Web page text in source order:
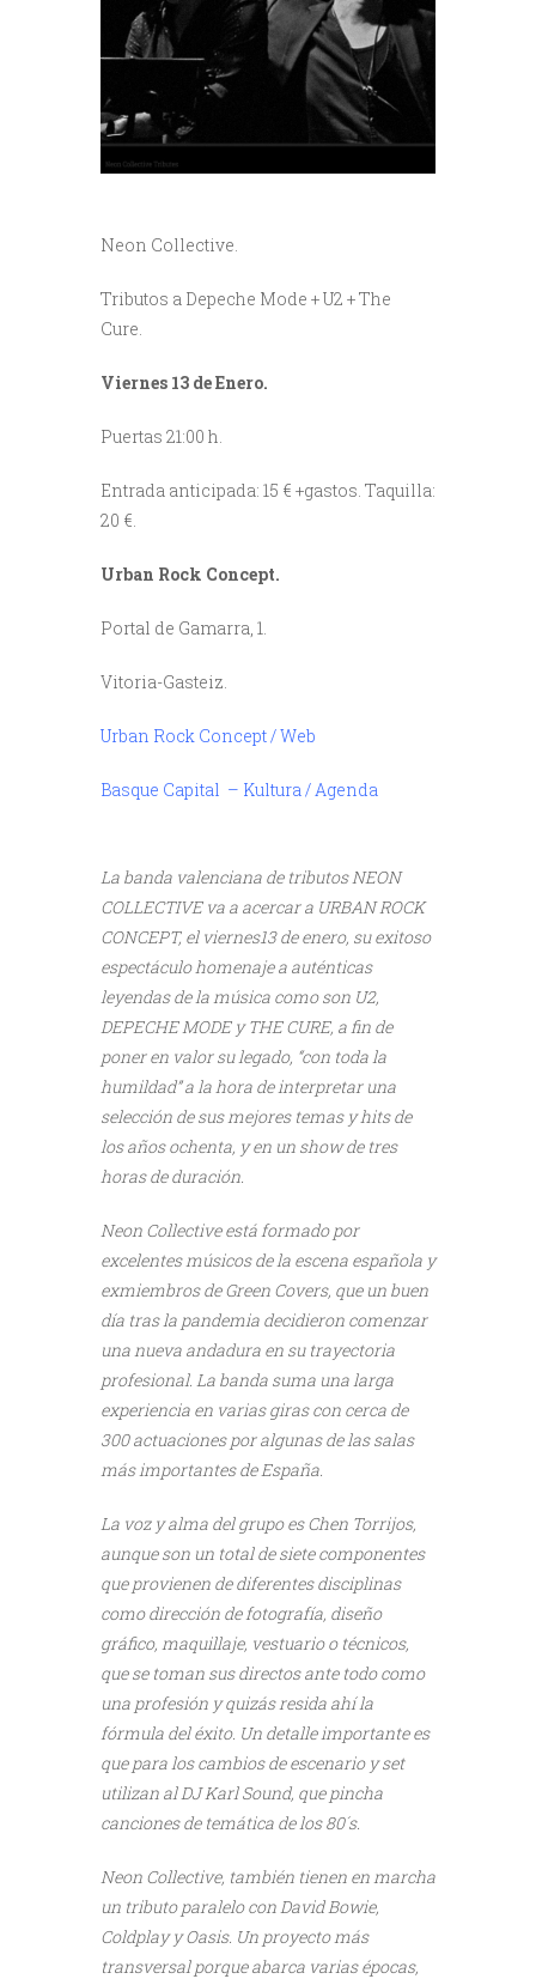
Neon Collective.
Tributos a Depeche Mode + U2 + The
Cure.
Viernes 13 de Enero.
Puertas 21:00 h.
Entrada anticipada: 15 € +gastos. Taquilla:
20 €.
Urban Rock Concept.
Portal de Gamarra, 1.
Vitoria-Gasteiz.
Urban Rock Concept / Web
Basque Capital – Kultura / Agenda
La banda valenciana de tributos NEON
COLLECTIVE va a acercar a URBAN ROCK
CONCEPT, el viernes13 de enero, su exitoso
espectáculo homenaje a auténticas
leyendas de la música como son U2,
DEPECHE MODE y THE CURE, a fin de
poner en valor su legado, “con toda la
humildad” a la hora de interpretar una
selección de sus mejores temas y hits de
los años ochenta, y en un show de tres
horas de duración.
Neon Collective está formado por
excelentes músicos de la escena española y
exmiembros de Green Covers, que un buen
día tras la pandemia decidieron comenzar
una nueva andadura en su trayectoria
profesional. La banda suma una larga
experiencia en varias giras con cerca de
300 actuaciones por algunas de las salas
más importantes de España.
La voz y alma del grupo es Chen Torrijos,
aunque son un total de siete componentes
que provienen de diferentes disciplinas
como dirección de fotografía, diseño
gráfico, maquillaje, vestuario o técnicos,
que se toman sus directos ante todo como
una profesión y quizás resida ahí la
fórmula del éxito. Un detalle importante es
que para los cambios de escenario y set
utilizan al DJ Karl Sound, que pincha
canciones de temática de los 80´s.
Neon Collective, también tienen en marcha
un tributo paralelo con David Bowie,
Coldplay y Oasis. Un proyecto más
transversal porque abarca varias épocas,